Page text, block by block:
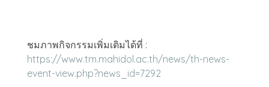
ชมภาพกิจกรรมเพิ่มเติมได้ที่ :
https://www.tm.mahidol.ac.th/news/th-news-
event-view.php?news_id=7292